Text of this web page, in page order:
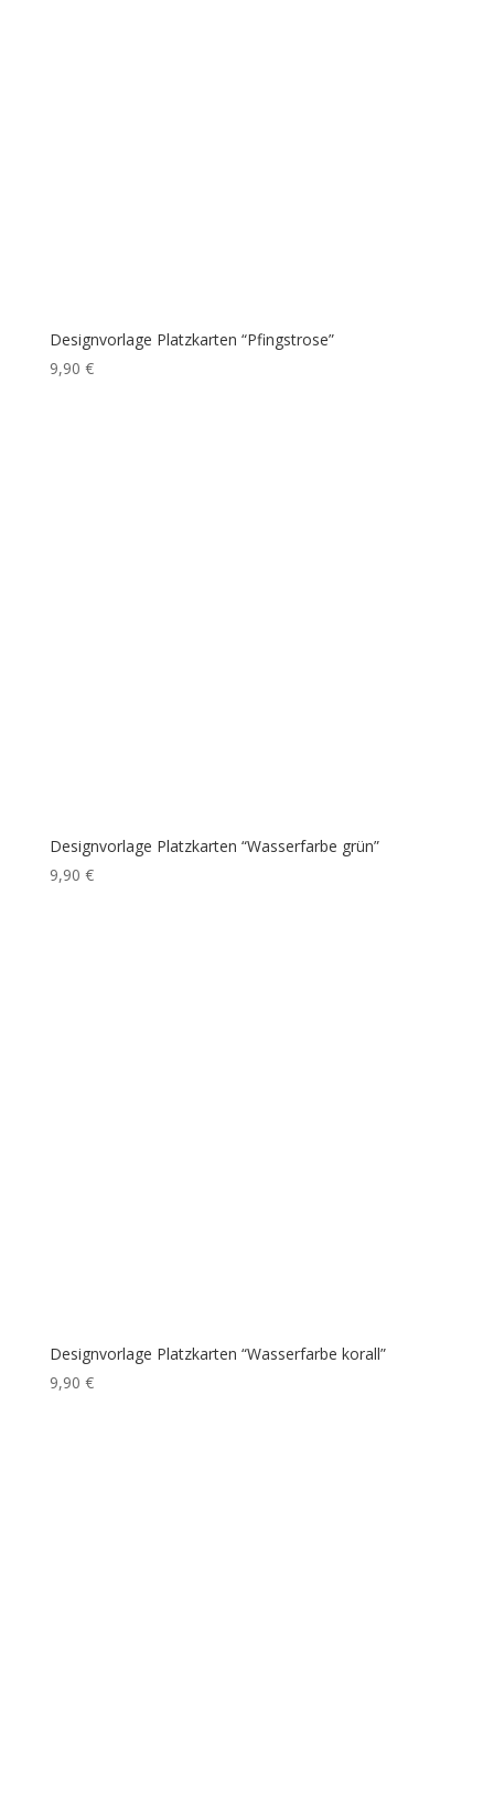
Designvorlage Platzkarten “Pfingstrose”
9,90 €
Designvorlage Platzkarten “Wasserfarbe grün”
9,90 €
Designvorlage Platzkarten “Wasserfarbe korall”
9,90 €